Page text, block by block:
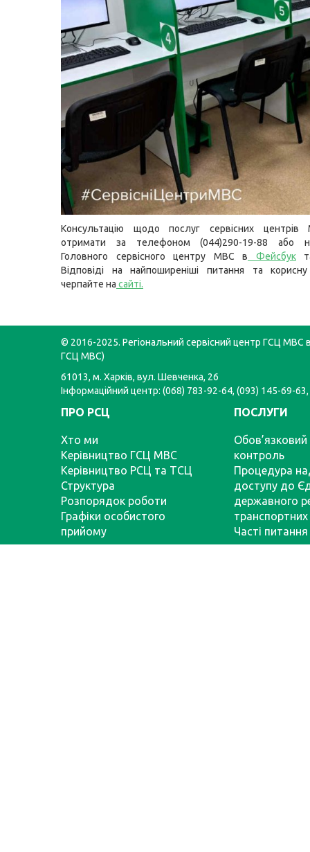
Консультацію щодо послуг сервісних
отримати за телефоном (044)290-19-88 або
Головного сервісного центру МВС в
Фейсбук
Відповіді на найпоширеніші питання та
черпайте на сайті.
© 2016-2025. Регіональний сервісний центр ГСЦ МВС в
ГСЦ МВС)
61013, м. Харків, вул. Шевченка, 26
Інформаційний центр: (068) 783-92-64, (093) 145-69-
ПРО РСЦ
Хто ми
Керівництво ГСЦ МВС
Керівництво РСЦ та ТСЦ
Структура
Розпорядок роботи
Графіки особистого
прийому
ПОСЛУГИ
Обов’язковий
контроль
Процедура
доступу до
державного
транспортних
Часті питання